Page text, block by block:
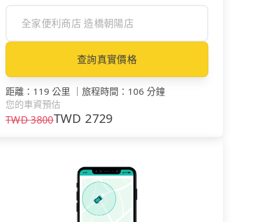
查詢真實價格
距離 ： 119 公里 ｜ 旅程時間 ： 106 分鐘
您的車資預估
TWD3800TWD 2729